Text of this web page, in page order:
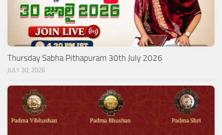
Thursday Sabha Pithapuram 30th July 2026
JULY 30, 2026